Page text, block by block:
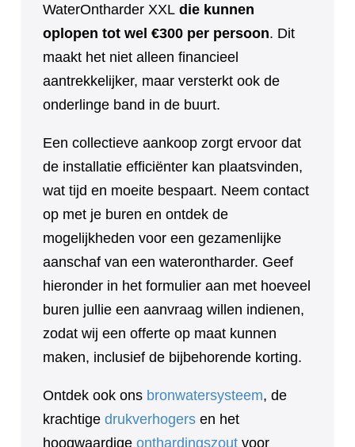
WaterOntharder XXL die kunnen
oplopen tot wel €300 per persoon. Dit
maakt het niet alleen financieel
aantrekkelijker, maar versterkt ook de
onderlinge band in de buurt.
Een collectieve aankoop zorgt ervoor dat
de installatie efficiënter kan plaatsvinden,
wat tijd en moeite bespaart. Neem contact
op met je buren en ontdek de
mogelijkheden voor een gezamenlijke
aanschaf van een waterontharder. Geef
hieronder in het formulier aan met hoeveel
buren jullie een aanvraag willen indienen,
zodat wij een offerte op maat kunnen
maken, inclusief de bijbehorende korting.
Ontdek ook ons bronwatersysteem, de
krachtige drukverhogers en het
hoogwaardige onthardingszout voor